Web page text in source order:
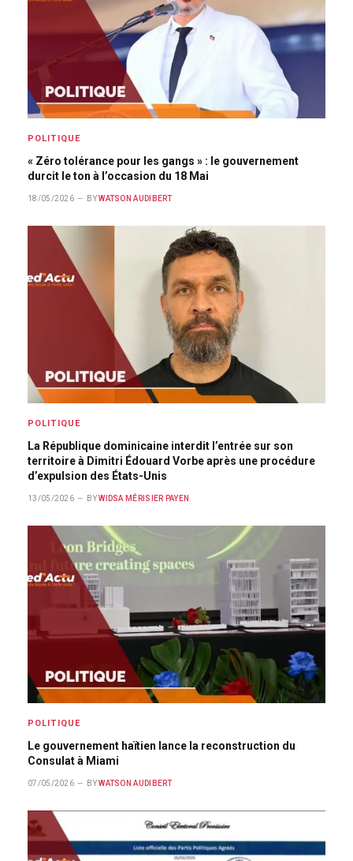
POLITIQUE
« Zéro tolérance pour les gangs » : le gouvernement
durcit le ton à l’occasion du 18 Mai
18/05/2026 BY WATSON AUDIBERT
POLITIQUE
La République dominicaine interdit l’entrée sur son
territoire à Dimitri Édouard Vorbe après une procédure
d’expulsion des États-Unis
13/05/2026 BY WIDSA MÉRISIER PAYEN
POLITIQUE
Le gouvernement haïtien lance la reconstruction du
Consulat à Miami
07/05/2026 BY WATSON AUDIBERT